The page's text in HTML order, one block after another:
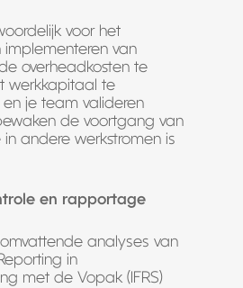
voor het
implementeren van
overheadkosten te
werkkapitaal te
en je team valideren
de voortgang van
andere werkstromen is
en rapportage
analyses van
in
met de Vopak (IFRS)